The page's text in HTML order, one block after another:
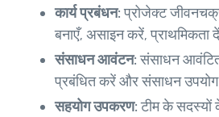
कार्य प्रबंधन:प्रोजेक्ट जीवनचक्र
बनाएँ, असाइन करें,
संसाधन आवंटन:संसाधन आवंटित
प्रबंधित करें और संसाधन
सहयोग उपकरण:टीम के सदस्यों